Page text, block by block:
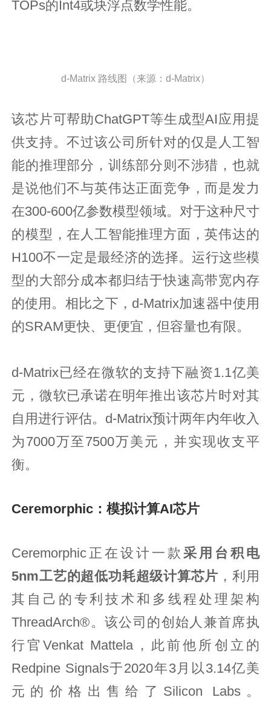
TOPs的Int4或块浮点数学性能。
d-Matrix 路线图（来源：d-Matrix）
该芯片可帮助ChatGPT等生成型AI应用提
供支持。不过该公司所针对的仅是人工智
能的推理部分，训练部分则不涉猎，也就
是说他们不与英伟达正面竞争，而是发力
在300-600亿参数模型领域。对于这种尺寸
的模型，在人工智能推理方面，英伟达的
H100不一定是最经济的选择。运行这些模
型的大部分成本都归结于快速高带宽内存
的使用。相比之下，d-Matrix加速器中使用
的SRAM更快、更便宜，但容量也有限。
d-Matrix已经在微软的支持下融资1.1亿美
元，微软已承诺在明年推出该芯片时对其
自用进行评估。d-Matrix预计两年内年收入
为7000万至7500万美元，并实现收支平
衡。
Ceremorphic：模拟计算AI芯片
Ceremorphic正在设计一款 采用台积电
5nm工艺的超低功耗超级计算芯片 ，利用
其自己的专利技术和多线程处理架构
ThreadArch®。该公司的创始人兼首席执
行官Venkat Mattela，此前他所创立的
Redpine Signals于2020年3月以3.14亿美
元的价格出售给了Silicon Labs。